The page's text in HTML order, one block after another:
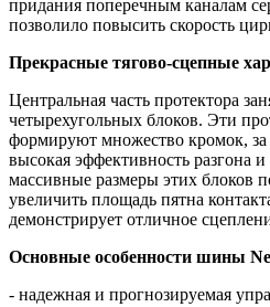
придания поперечным каналам
позволило повысить скорость
Прекрасные тягово-сцепные
Центральная часть протектора
четырехугольных блоков. Эти
формируют множество кромок, за
высокая эффективность разгона
массивные размеры этих блоков
увеличить площадь пятна
демонстрирует отличное
Основные особенности шины
- надежная и прогнозируемая